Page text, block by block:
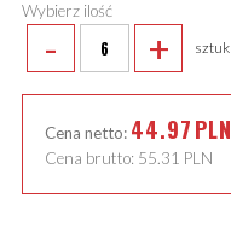
Wybierz ilość
- + sztuk
Cena netto: 44.97PLN
Cena brutto: 55.31 PLN